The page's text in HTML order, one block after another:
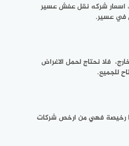
اسعار شركه نقل عفش عسير
في عسير.
فلا نحتاج لحمل الاغراض
للجميع.
رخيصة فهي من ارخص شركات